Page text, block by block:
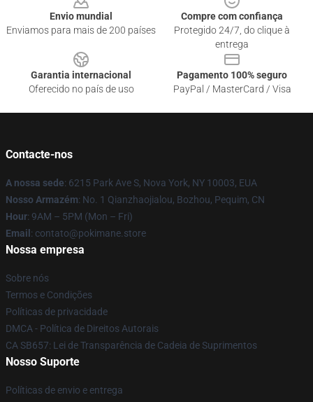
Envio mundial
Enviamos para mais de 200 países
Compre com confiança
Protegido 24/7, do clique à
entrega
Garantia internacional
Oferecido no país de uso
Pagamento 100% seguro
PayPal / MasterCard / Visa
Contacte-nos
A nossa sede: 6215 Park Ave S, Nova York, NY 10003, EUA
Nosso Armazém: No. 1 Qianzhaojialou, Bozhou, Pequim, CN
Hour: 9AM – 5PM (Mon – Fri)
Email : contato@pokimane.store
Nossa empresa
Sobre nós
Termos e Condições
Políticas de privacidade
DMCA - Política de Direitos Autorais
CA SB657: Lei de Transparência de Cadeia de Suprimentos
Nosso Suporte
Políticas de envio e entrega